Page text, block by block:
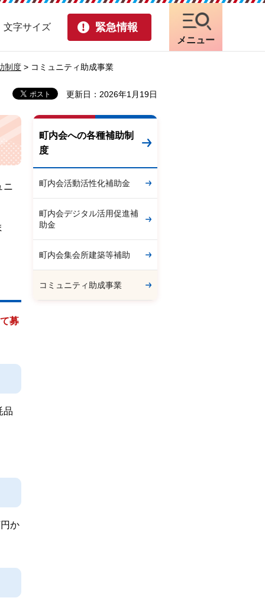
文字サイズ 緊急情報
メニュー
制度 > コミュニティ助成事業
更新日：2026年1月19日
ニ
募
品
か
町内会への各種補助制
度
町内会活動活性化補助金
町内会デジタル活用促進補
助金
町内会集会所建築等補助
コミュニティ助成事業